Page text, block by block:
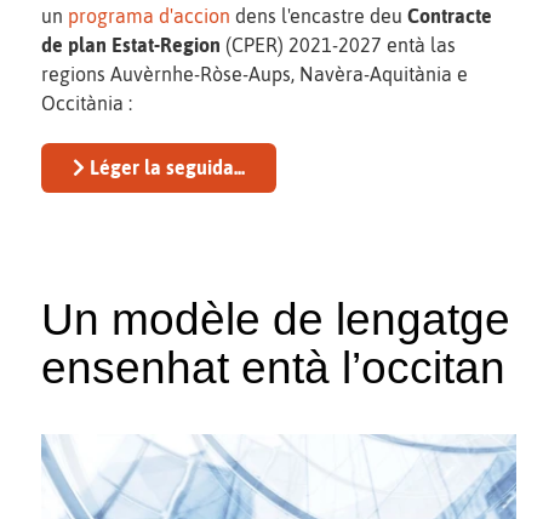
un programa d'accion dens l'encastre deu Contracte
de plan Estat-Region (CPER) 2021-2027 entà las
regions Auvèrnhe-Ròse-Aups, Navèra-Aquitània e
Occitània :
Léger la seguida...
Un modèle de lengatge
ensenhat entà l’occitan